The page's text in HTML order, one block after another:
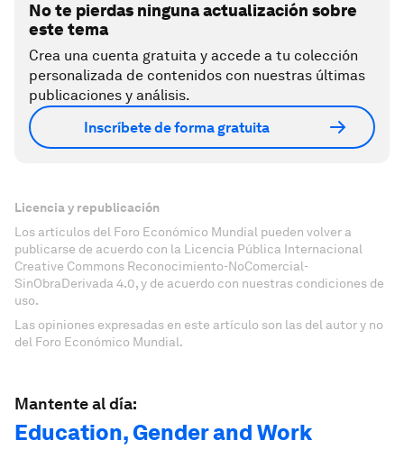
No te pierdas ninguna actualización sobre
este tema
Crea una cuenta gratuita y accede a tu colección
personalizada de contenidos con nuestras últimas
publicaciones y análisis.
Inscríbete de forma gratuita
Licencia y republicación
Los artículos del Foro Económico Mundial pueden volver a
publicarse de acuerdo con la Licencia Pública Internacional
Creative Commons Reconocimiento-NoComercial-
SinObraDerivada 4.0, y de acuerdo con nuestras condiciones de
uso.
Las opiniones expresadas en este artículo son las del autor y no
del Foro Económico Mundial.
Mantente al día:
Education, Gender and Work